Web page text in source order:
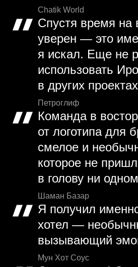
Chatik World
Спустя время на
уверен — это
я искал. Еще не
использовать
в других
Петроглиф
Команда в
от логотипа для
смелое и
которое не
в голову ни
Шаман Базар
Я получил
хотел —
вызывающий
Мун Хот Соус